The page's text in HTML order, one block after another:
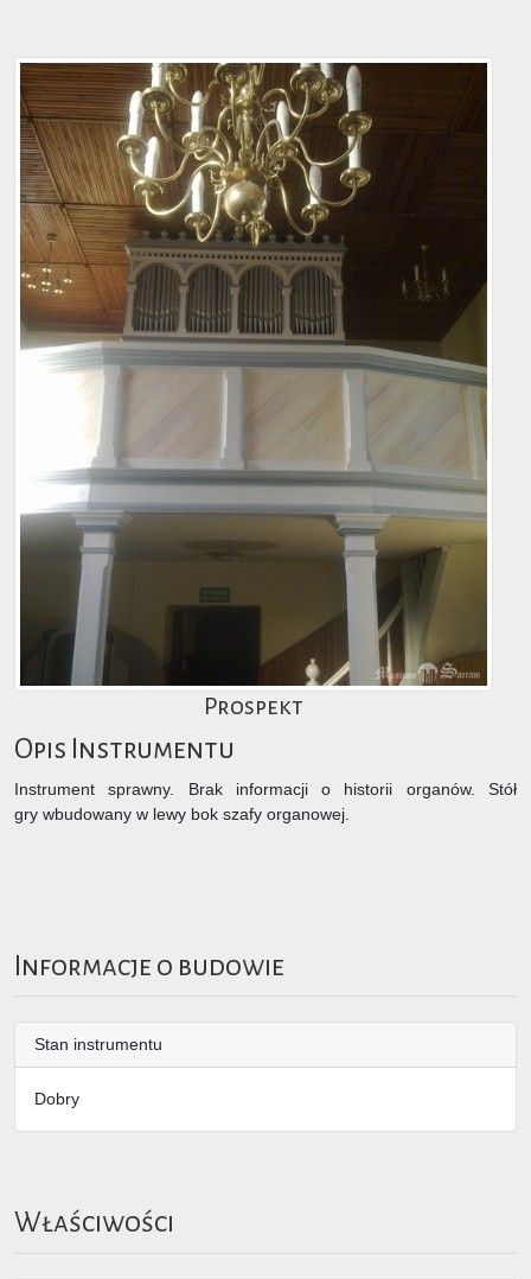
Prospekt
Opis Instrumentu
Instrument sprawny. Brak informacji o historii organów. Stół
gry wbudowany w lewy bok szafy organowej.
Informacje o budowie
Stan instrumentu
Dobry
Właściwości